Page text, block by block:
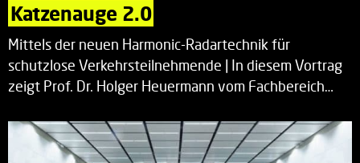
Katzenauge 2.0
Mittels der neuen Harmonic-Radartechnik für
schutzlose Verkehrsteilnehmende | In diesem Vortrag
zeigt Prof. Dr. Holger Heuermann vom Fachbereich…